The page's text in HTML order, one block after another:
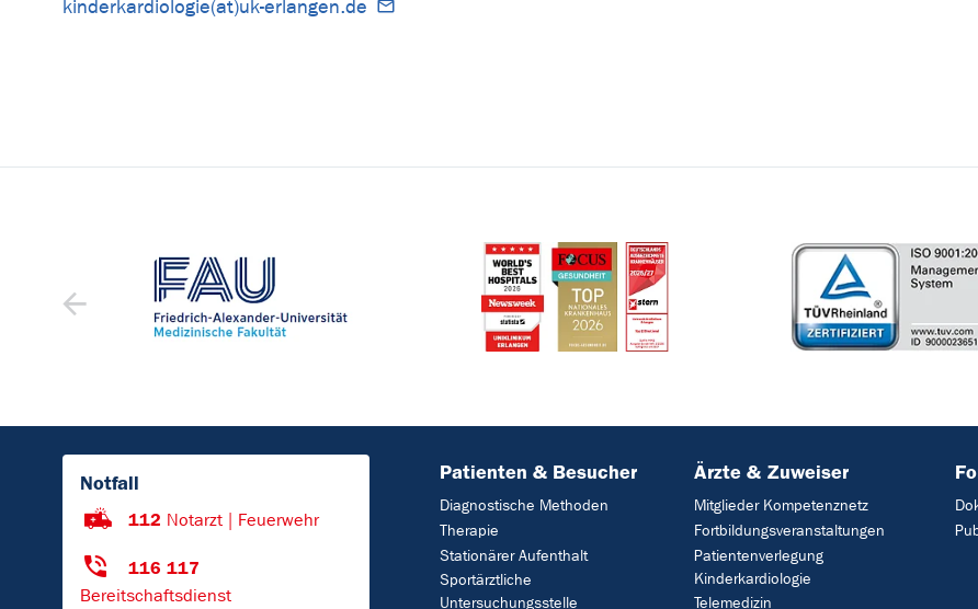
kinderkardiologie(at)uk-erlangen.de
Notfall
112 Notarzt | Feuerwehr
116 117
Bereitschaftsdienst
Patienten & Besucher
Diagnostische Methoden
Therapie
Stationärer Aufenthalt
Sportärztliche
Untersuchungsstelle
Ärzte & Zuweiser
Mitglieder Kompetenznetz
Fortbildungsveranstaltungen
Patientenverlegung
Kinderkardiologie
Telemedizin